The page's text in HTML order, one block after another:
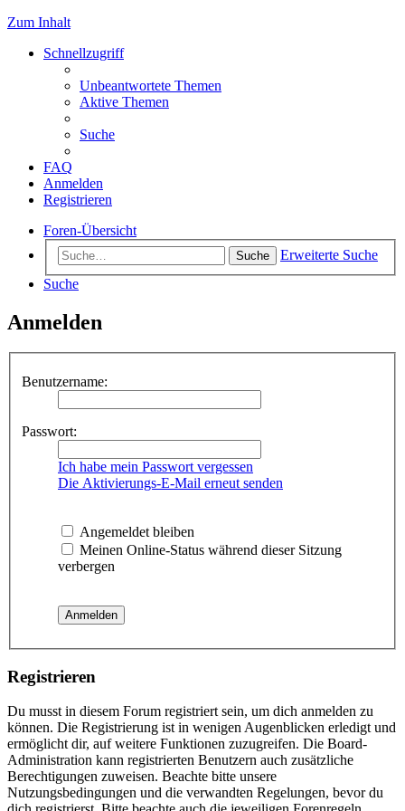
Zum Inhalt
Schnellzugriff
Unbeantwortete Themen
Aktive Themen
Suche
FAQ
Anmelden
Registrieren
Foren-Übersicht
Suche
Erweiterte Suche
Suche
Anmelden
Benutzername:
Passwort:
Ich habe mein Passwort vergessen
Die Aktivierungs-E-Mail erneut senden
Angemeldet bleiben
Meinen Online-Status während dieser Sitzung
verbergen
Registrieren
Du musst in diesem Forum registriert sein, um dich anmelden zu
können. Die Registrierung ist in wenigen Augenblicken erledigt und
ermöglicht dir, auf weitere Funktionen zuzugreifen. Die Board-
Administration kann registrierten Benutzern auch zusätzliche
Berechtigungen zuweisen. Beachte bitte unsere
Nutzungsbedingungen und die verwandten Regelungen, bevor du